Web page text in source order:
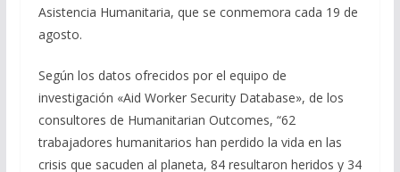
Asistencia Humanitaria, que se conmemora cada 19 de
agosto.
Según los datos ofrecidos por el equipo de
investigación «Aid Worker Security Database», de los
consultores de Humanitarian Outcomes, “62
trabajadores humanitarios han perdido la vida en las
crisis que sacuden al planeta, 84 resultaron heridos y 34